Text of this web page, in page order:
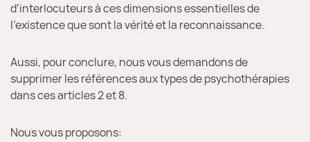
d’interlocuteurs à ces dimensions essentielles de
l’existence que sont la vérité et la reconnaissance.
Aussi, pour conclure, nous vous demandons de
supprimer les références aux types de psychothérapies
dans ces articles 2 et 8.
Nous vous proposons: